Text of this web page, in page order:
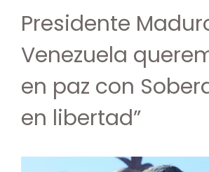
Presidente
Venezuela
en paz con
en libertad”